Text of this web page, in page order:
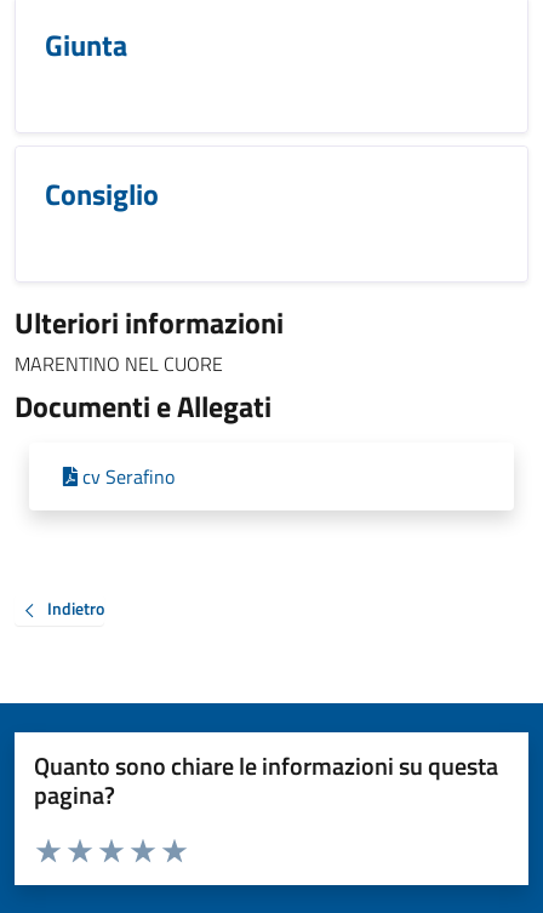
Giunta
Consiglio
Ulteriori informazioni
MARENTINO NEL CUORE
Documenti e Allegati
cv Serafino
Indietro
Quanto sono chiare le informazioni su questa
pagina?
Valuta da 1 a 5 stelle la pagina
Valuta 5 stelle su 5
Valuta 4 stelle su 5
Valuta 3 stelle su 5
Valuta 2 stelle su 5
Valuta 1 stelle su 5